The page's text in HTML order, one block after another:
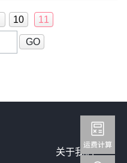
容、化妆品综合网站，
排行榜、有关美容的问
大赏是最权威的美
赏cosme大赏是由消费
和 cosme大赏 相信大
级强大的种草机！而种
次为大家介绍的就是解
@cosme sho
shoppi
10 11
GO
关于我们